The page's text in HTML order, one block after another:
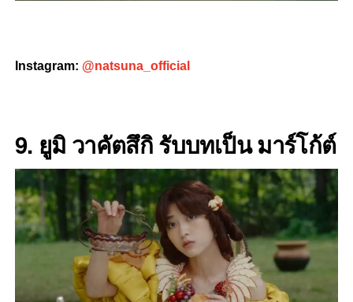
Instagram: @natsuna_official
9. ยูมิ วาคัตสึกิรับบทเป็น มาร์โก้ต์